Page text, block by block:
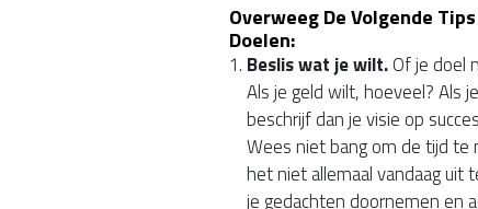
Overweeg De Volgende
Doelen:
Beslis wat je wilt.Of je doel
Als je geld wilt, hoeveel? Als
beschrijf dan je visie op
Wees niet bang om de tijd
het niet allemaal vandaag uit
je gedachten doornemen en